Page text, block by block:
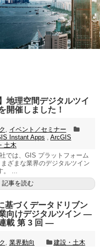
地理空間デジタルツイ
開催しました！
イベント／セミナー
Instant Apps
ArcGIS
土木
では、GIS プラットフォーム
ざまな業界のデジタルツイン
...
記事を読む
基づくデータドリブン
向けデジタルツイン ―
載 第 3 回 ―
業界動向
建設・土木